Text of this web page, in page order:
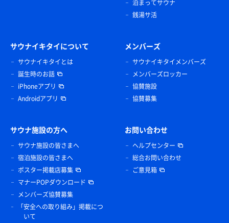
泊まってサウナ
銭湯サ活
サウナイキタイについて
サウナイキタイとは
誕生時のお話
iPhoneアプリ
Androidアプリ
メンバーズ
サウナイキタイメンバーズ
メンバーズロッカー
協賛施設
協賛募集
サウナ施設の方へ
サウナ施設の皆さまへ
宿泊施設の皆さまへ
ポスター掲載店募集
マナーPOPダウンロード
メンバーズ協賛募集
「安全への取り組み」掲載につ
いて
お問い合わせ
ヘルプセンター
総合お問い合わせ
ご意見箱